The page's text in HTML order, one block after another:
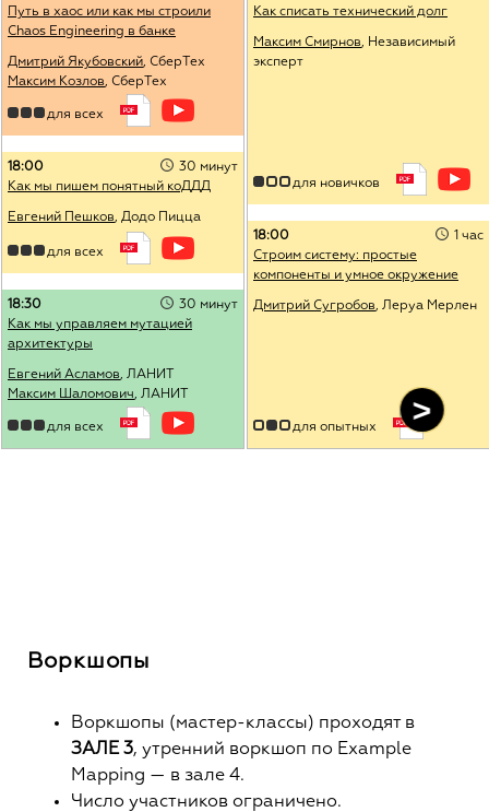
Путь в хаос или как мы строили
Chaos Engineering в банке
Дмитрий Якубовский, СберТех
Максим Козлов, СберТех
для всех
18:00
30 минут
Как мы пишем понятный коДДД
Евгений Пешков, Додо Пицца
для всех
18:30
30 минут
Как мы управляем мутацией
архитектуры
Евгений Асламов, ЛАНИТ
Максим Шаломович, ЛАНИТ
для всех
Как списать технический долг
Максим Смирнов, Независимый
эксперт
для новичков
18:00
1 час
Строим систему: простые
компоненты и умное окружение
Дмитрий Сугробов, Леруа Мерлен
для опытных
Воркшопы
Воркшопы (мастер-классы) проходят в
ЗАЛЕ 3, утренний воркшоп по Example
Mapping — в зале 4.
Число участников ограничено.